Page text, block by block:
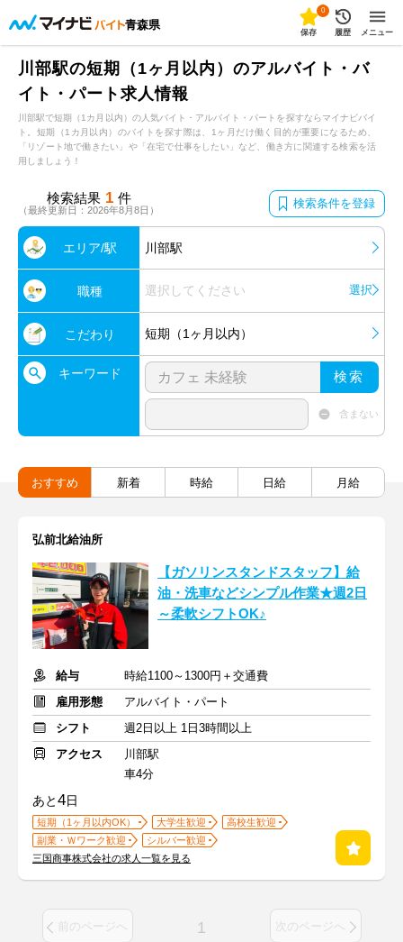
青森県
0
保存 履歴 メニュー
川部駅の短期（1ヶ月以内）のアルバイト・バ
イト・パート求人情報
川部駅で短期（1カ月以内）の人気バイト・アルバイト・パートを探すならマイナビバイ
ト。短期（1カ月以内）のバイトを探す際は、1ヶ月だけ働く目的が重要になるため、
「リゾート地で働きたい」や「在宅で仕事をしたい」など、働き方に関連する検索を活
用しましょう！
検索結果 1 件
（最終更新日：2026年8月8日） 検索条件を登録
エリア/駅 川部駅
職種 選択してください 選択
こだわり 短期（1ヶ月以内）
キーワード 検索
含まない
おすすめ 新着 時給 日給 月給
弘前北給油所
【ガソリンスタンドスタッフ】給
油・洗車などシンプル作業★週2日
～柔軟シフトOK♪
給与
時給1100～1300円＋交通費
雇用形態
アルバイト・パート
シフト
週2日以上 1日3時間以上
アクセス
川部駅
車4分
あと4日
短期（1ヶ月以内OK） 大学生歓迎
高校生歓迎
副業・Ｗワーク歓迎
シルバー歓迎
三国商事株式会社の求人一覧を見る
前のページへ 1 次のページへ